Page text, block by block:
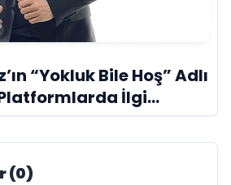
“Yokluk Bile Hoş” Adlı
İlgi
Ediyor
(0)